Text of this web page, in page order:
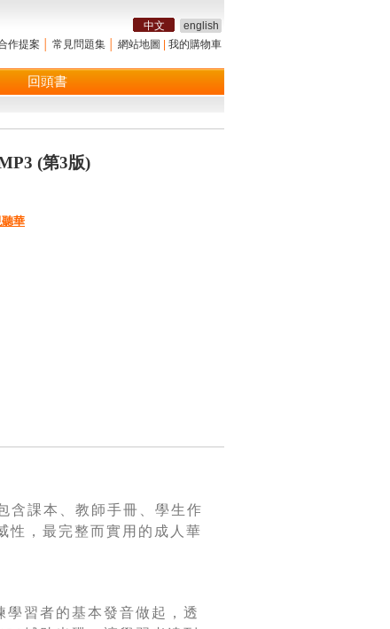
中文
english
作提案 常見問題集 網站地圖 我的購物車
回頭書
(第3版)
華
含課本、教師手冊、學生作
性，最完整而實用的成人華
習者的基本發音做起，透